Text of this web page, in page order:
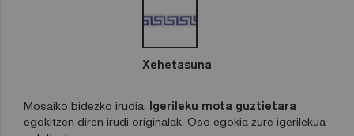
Xehetasuna
Mosaiko bidezko irudia. Igerileku mota guztietara
egokitzen diren irudi originalak. Oso egokia zure igerilekua